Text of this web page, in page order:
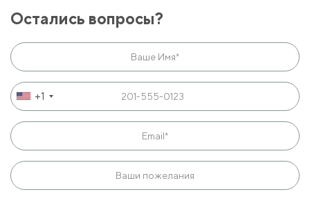
Остались вопросы?
+1